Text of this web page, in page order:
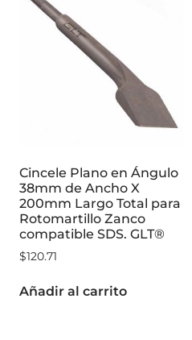
Cincele Plano en Ángulo
38mm de Ancho X
200mm Largo Total para
Rotomartillo Zanco
compatible SDS. GLT®
$120.71
Añadir al carrito